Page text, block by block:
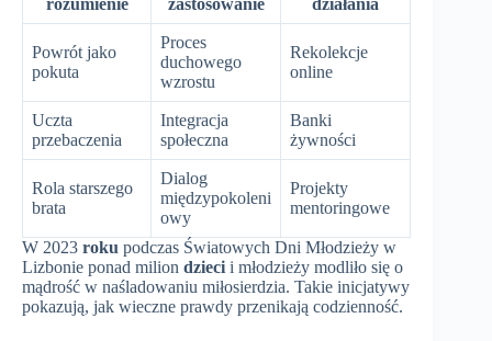
rozumienie
zastosowanie
działania
Powrót jako
pokuta
Proces
duchowego
wzrostu
Rekolekcje
online
Uczta
przebaczenia
Integracja
społeczna
Banki
żywności
Rola starszego
brata
Dialog
międzypokoleni
owy
Projekty
mentoringowe
W 2023 roku podczas Światowych Dni Młodzieży w
Lizbonie ponad milion dzieci i młodzieży modliło się o
mądrość w naśladowaniu miłosierdzia. Takie inicjatywy
pokazują, jak wieczne prawdy przenikają codzienność.